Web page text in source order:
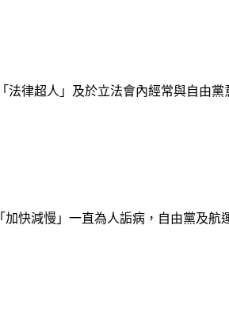
法律超人」及於立法會內經常與自由
快減慢」一直為人詬病，自由黨及航